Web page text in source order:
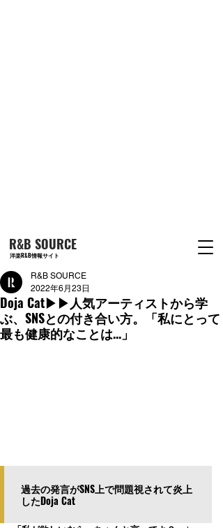
R&B SOURCE
洋楽R&B情報サイト
Doja Cat▶︎▶︎人気アーティストから学
ぶ、SNSとの付き合い方。「私にとって
最も健康的なことは...」
R&B SOURCE
2022年6月23日
過去の発言がSNS上で問題視されて炎上
したDoja Cat